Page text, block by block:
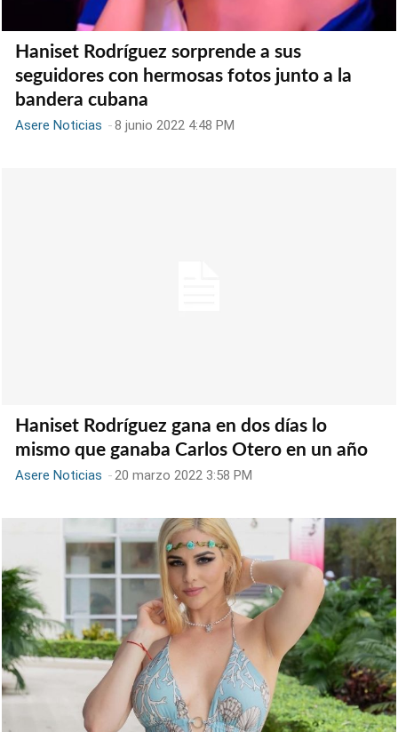
Haniset Rodríguez sorprende a sus
seguidores con hermosas fotos junto a la
bandera cubana
Asere Noticias -8 junio 2022 4:48 PM
Haniset Rodríguez gana en dos días lo
mismo que ganaba Carlos Otero en un año
Asere Noticias -20 marzo 2022 3:58 PM